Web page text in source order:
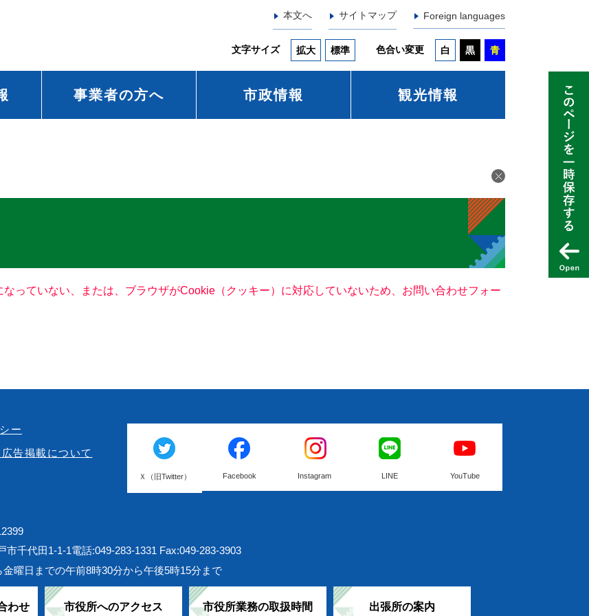
本文へ サイトマップ Foreign languages
文字サイズ 拡大 標準 色合い変更 白 黒 青
事業者の方へ 市政情報 観光情報
っていない、または、ブラウザがCookie（クッキー）に対応していないため、お問い合わせフォー
ー
告掲載について
Ｘ（旧Twitter） Facebook Instagram LINE YouTube
市千代田1-1-1電話:049-283-1331 Fax:049-283-3903
曜日までの午前8時30分から午後5時15分まで
わせ 市役所へのアクセス 市役所業務の取扱時間 出張所の案内